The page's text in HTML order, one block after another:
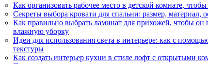
Как организовать рабочее место в детской комнате,
Секреты выбора кровати для спальни: размер, материал,
Как правильно выбрать ламинат для прихожей, чтобы
влажную уборку
Идеи для использования света в интерьере: как с
текстуры
Как создать интерьер кухни в стиле лофт с открытыми